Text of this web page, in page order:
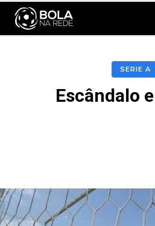
SERIE A
Escândalo